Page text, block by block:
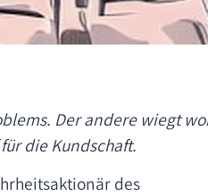
Der andere wiegt
die Kundschaft.
des